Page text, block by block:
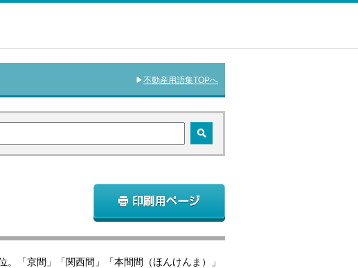
不動産用語集TOPへ
「京間」「関西間」「本間間（ほんけんま）」